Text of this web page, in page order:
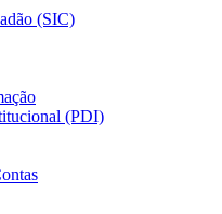
(SIC)
(PDI)